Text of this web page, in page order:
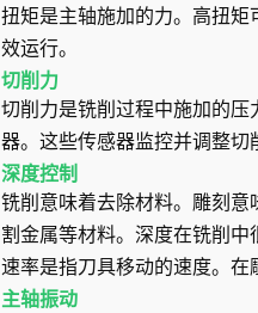
扭矩是主轴施加的力。高扭
效运行。
切削力
切削力是铣削过程中施加的
器。这些传感器监控并调整切
深度控制
铣削意味着去除材料。雕刻
割金属等材料。深度在铣削中
速率是指刀具移动的速度。在
主轴振动